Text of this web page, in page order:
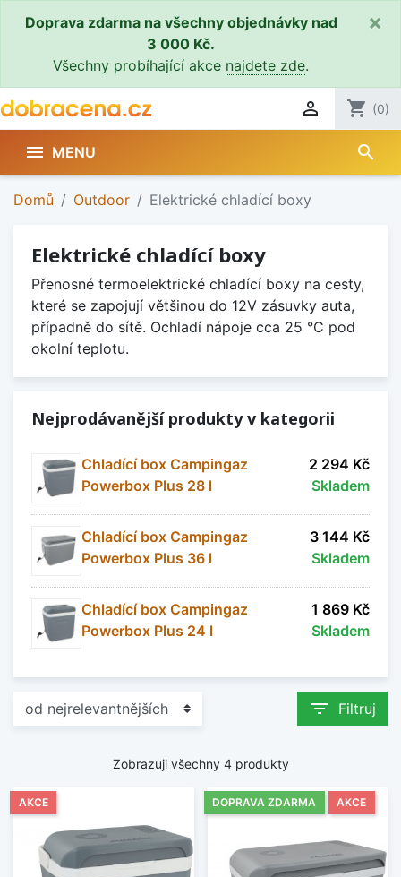
Doprava zdarma na všechny objednávky nad
3 000 Kč.
Všechny probíhající akce najdete zde.
×
 shopping_cart (0)
 MENU search
Domů Outdoor Elektrické chladící boxy
Elektrické chladící boxy
Přenosné termoelektrické chladící boxy na cesty,
které se zapojují většinou do 12V zásuvky auta,
případně do sítě. Ochladí nápoje cca 25 °C pod
okolní teplotu.
Nejprodávanější produkty v kategorii
Chladící box Campingaz
Powerbox Plus 28 l
2 294 Kč
Skladem
Chladící box Campingaz
Powerbox Plus 36 l
3 144 Kč
Skladem
Chladící box Campingaz
Powerbox Plus 24 l
1 869 Kč
Skladem
filter_list Filtruj
Zobrazuji všechny 4 produkty
AKCE DOPRAVA ZDARMA AKCE